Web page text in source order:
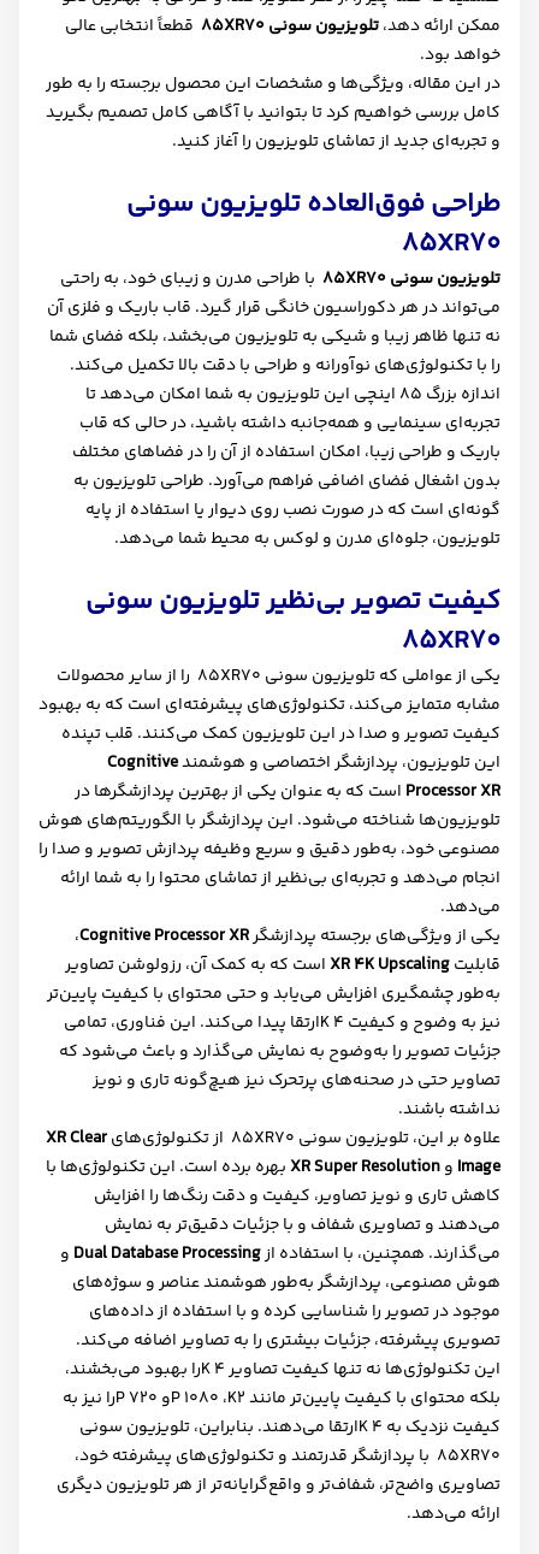
ممکن ارائه دهد،تلویزیون سونیXR70
85 قطعاً انتخابی عالی
خواهد بود.
در این مقاله، ویژگی‌ها و مشخصات این محصول برجسته را به طور
کامل بررسی خواهیم کرد تا بتوانید با آگاهی کامل تصمیم بگیرید
و تجربه‌ای جدید از تماشای تلویزیون را آغاز کنید.
طراحی فوق‌العاده تلویزیون سونی
XR70
85
تلویزیون سونیXR70
85 با طراحی مدرن و زیبای خود، به راحتی
می‌تواند در هر دکوراسیون خانگی قرار گیرد. قاب باریک و فلزی آن
نه تنها ظاهر زیبا و شیکی به تلویزیون می‌بخشد، بلکه فضای شما
را با تکنولوژی‌های نوآورانه و طراحی با دقت بالا تکمیل می‌کند.
اندازه بزرگ 85 اینچی این تلویزیون به شما امکان می‌دهد تا
تجربه‌ای سینمایی و همه‌جانبه داشته باشید، در حالی که قاب
باریک و طراحی زیبا، امکان استفاده از آن را در فضاهای مختلف
بدون اشغال فضای اضافی فراهم می‌آورد. طراحی تلویزیون به
گونه‌ای است که در صورت نصب روی دیوار یا استفاده از پایه
تلویزیون، جلوه‌ای مدرن و لوکس به محیط شما می‌دهد.
کیفیت تصویر بی‌نظیر تلویزیون سونی
XR70
85
یکی از عواملی که تلویزیون سونی XR70
85 را از سایر محصولات
مشابه متمایز می‌کند، تکنولوژی‌های پیشرفته‌ای است که به بهبود
کیفیت تصویر و صدا در این تلویزیون کمک می‌کنند. قلب تپنده
این تلویزیون، پردازشگر اختصاصی و هوشمندCognitive
Processor XR است که به عنوان یکی از بهترین پردازشگرها در
تلویزیون‌ها شناخته می‌شود. این پردازشگر با الگوریتم‌های هوش
مصنوعی خود، به‌طور دقیق و سریع وظیفه پردازش تصویر و صدا را
انجام می‌دهد و تجربه‌ای بی‌نظیر از تماشای محتوا را به شما ارائه
می‌دهد.
یکی از ویژگی‌های برجسته پردازشگرCognitive Processor XR،
قابلیتXR 4K Upscalingاست که به کمک آن، رزولوشن تصاویر
به‌طور چشمگیری افزایش می‌یابد و حتی محتوای با کیفیت پایین‌تر
نیز به وضوح و کیفیت 4
Kارتقا پیدا می‌کند. این فناوری، تمامی
جزئیات تصویر را به‌وضوح به نمایش می‌گذارد و باعث می‌شود که
تصاویر حتی در صحنه‌های پرتحرک نیز هیچ‌گونه تاری و نویز
نداشته باشند.
علاوه بر این، تلویزیون سونی XR7085 از تکنولوژی‌های
XR Clear
Image وXR Super Resolutionبهره برده است. این تکنولوژی‌ها با
کاهش تاری و نویز تصاویر، کیفیت و دقت رنگ‌ها را افزایش
می‌دهند و تصاویری شفاف و با جزئیات دقیق‌تر به نمایش
می‌گذارند. همچنین، با استفاده ازDual Database Processing و
هوش مصنوعی، پردازشگر به‌طور هوشمند عناصر و سوژه‌های
موجود در تصویر را شناسایی کرده و با استفاده از داده‌های
تصویری پیشرفته، جزئیات بیشتری را به تصاویر اضافه می‌کند.
این تکنولوژی‌ها نه تنها کیفیت تصاویر 4
Kرا بهبود می‌بخشند،
بلکه محتوای با کیفیت پایین‌تر مانند 2 K، 1080 Pو 720 Pرا نیز به
کیفیت نزدیک به 4
Kارتقا می‌دهند. بنابراین، تلویزیون سونی
XR70
85 با پردازشگر قدرتمند و تکنولوژی‌های پیشرفته خود،
تصاویری واضح‌تر، شفاف‌تر و واقع‌گرایانه‌تر از هر تلویزیون دیگری
ارائه می‌دهد.